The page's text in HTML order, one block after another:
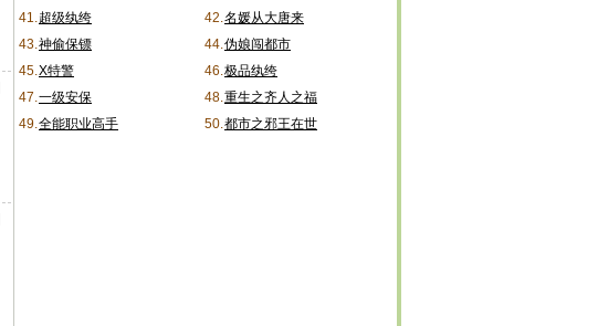
41.超级纨绔 42.名媛从大唐来
43.神偷保镖 44.伪娘闯都市
45.X特警 46.极品纨绔
47.一级安保 48.重生之齐人之福
49.全能职业高手 50.都市之邪王在世